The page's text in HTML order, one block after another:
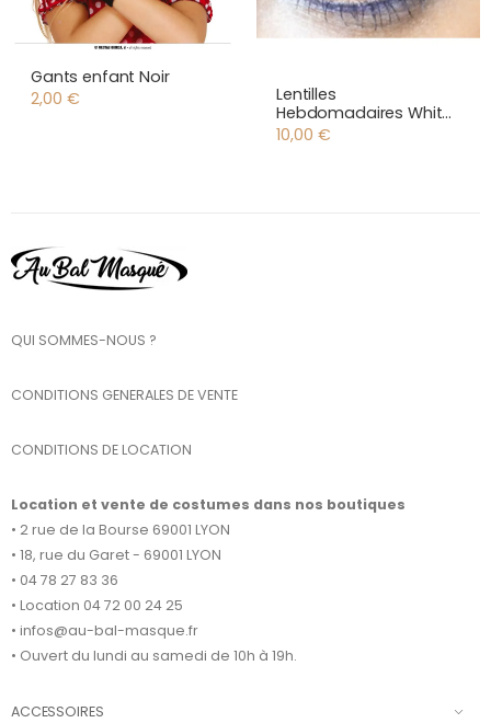
Gants enfant Noir
2,00 €
Lentilles
Hebdomadaires White
Out
10,00 €
QUI SOMMES-NOUS ?
CONDITIONS GENERALES DE VENTE
CONDITIONS DE LOCATION
Location et vente de costumes dans nos boutiques
• 2 rue de la Bourse 69001 LYON
• 18, rue du Garet - 69001 LYON
• 04 78 27 83 36
• Location 04 72 00 24 25
• infos@au-bal-masque.fr
• Ouvert du lundi au samedi de 10h à 19h.
ACCESSOIRES